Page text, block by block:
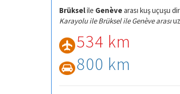
Brükselile Genèvearası kuş uçuşu
Karayolu ile Brüksel ile Genève arası
534 km
800 km